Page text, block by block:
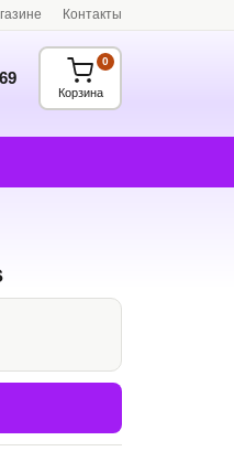
Контакты
Корзина
0